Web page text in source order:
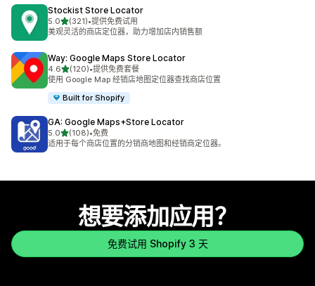
Stockist Store Locator
5.0星（满分 5 星）
(321)
总共 321 条评论
•提供免费试用
美观灵活的商店定位器，助力增加店内销售额
Way: Google Maps Store Locator
4.6星（满分 5 星）
(120)
总共 120 条评论
•提供免费套餐
使用 Google Map 经销店地图定位器查找商店位置
Built for Shopify
GA: Google Maps+Store Locator
5.0星（满分 5 星）
(108)
总共 108 条评论
•免费
适用于每个商店位置的分销商地图和经销商定位器。
想要添加应用？
免费试用 Shopify 3 天